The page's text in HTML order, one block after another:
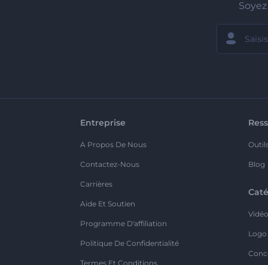
Entreprise
A Propos De Nous
Contactez-Nous
Carrières
Aide Et Soutien
Programme D'affiliation
Politique De Confidentialité
Termes Et Conditions
Blog
Vidéo
Logo